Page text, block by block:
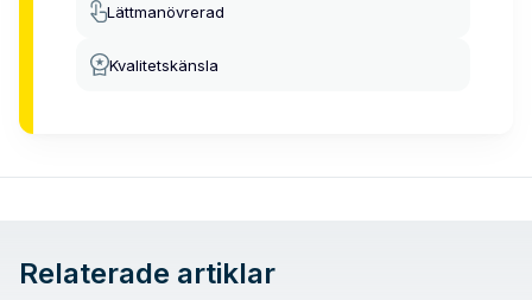
Lättmanövrerad
Kvalitetskänsla
Relaterade artiklar